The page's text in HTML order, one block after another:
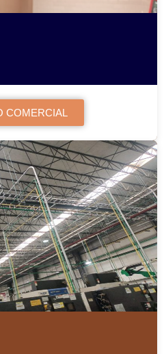
COMERCIAL